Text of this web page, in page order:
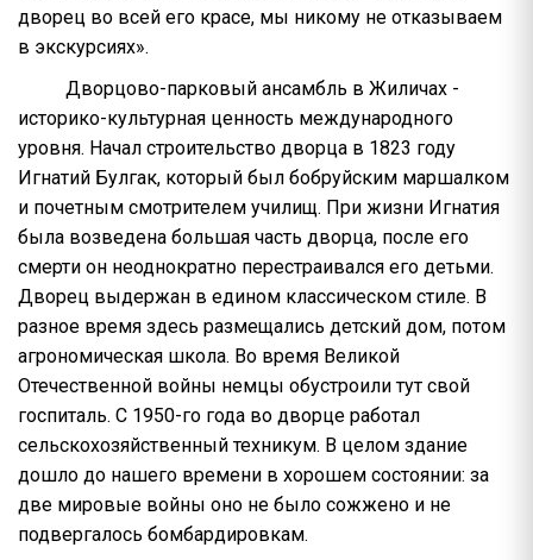
дворец во всей его красе, мы никому не отказываем
в экскурсиях».
Дворцово-парковый ансамбль в Жиличах -
историко-культурная ценность международного
уровня. Начал строительство дворца в 1823 году
Игнатий Булгак, который был бобруйским маршалком
и почетным смотрителем училищ. При жизни Игнатия
была возведена большая часть дворца, после его
смерти он неоднократно перестраивался его детьми.
Дворец выдержан в едином классическом стиле. В
разное время здесь размещались детский дом, потом
агрономическая школа. Во время Великой
Отечественной войны немцы обустроили тут свой
госпиталь. С 1950-го года во дворце работал
сельскохозяйственный техникум. В целом здание
дошло до нашего времени в хорошем состоянии: за
две мировые войны оно не было сожжено и не
подвергалось бомбардировкам.